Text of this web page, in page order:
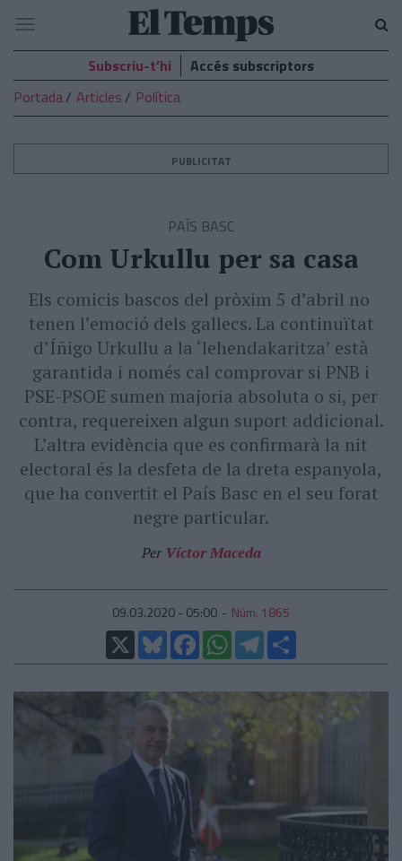
El
Temps
Navegació
Subscriu-t’hi
Accés subscriptors
Portada
Articles Política
PUBLICITAT
PAÍS BASC
Com Urkullu per sa casa
Els comicis bascos del pròxim 5 d’abril no
tenen l’emoció dels gallecs. La continuïtat
d’Íñigo Urkullu a la ‘lehendakaritza’ està
garantida i només cal comprovar si PNB i
PSE-PSOE sumen majoria absoluta o si, per
contra, requereixen algun suport addicional.
L’altra evidència que es confirmarà la nit
electoral és la desfeta de la dreta espanyola,
que ha convertit el País Basc en el seu forat
negre particular.
Per Víctor Maceda
09.03.2020 - 05:00
Núm. 1865
X
BlueskyFacebookWhatsAppTelegram